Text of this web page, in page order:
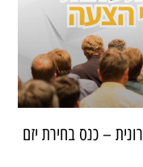
– כנס בחירת יזם